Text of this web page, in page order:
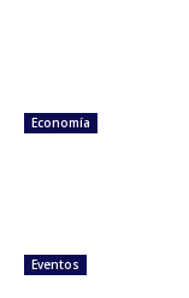
Economía
Eventos